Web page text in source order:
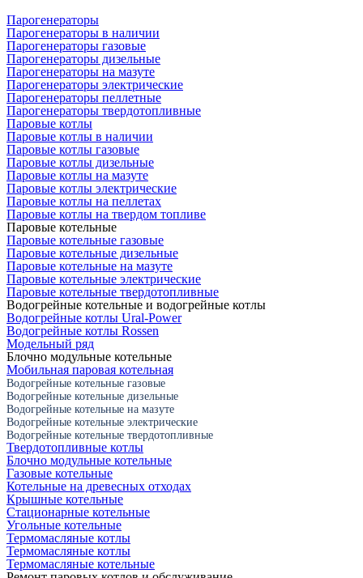
Парогенераторы
Парогенераторы в наличии
Парогенераторы газовые
Парогенераторы дизельные
Парогенераторы на мазуте
Парогенераторы электрические
Парогенераторы пеллетные
Парогенераторы твердотопливные
Паровые котлы
Паровые котлы в наличии
Паровые котлы газовые
Паровые котлы дизельные
Паровые котлы на мазуте
Паровые котлы электрические
Паровые котлы на пеллетах
Паровые котлы на твердом топливе
Паровые котельные
Паровые котельные газовые
Паровые котельные дизельные
Паровые котельные на мазуте
Паровые котельные электрические
Паровые котельные твердотопливные
Водогрейные котельные и водогрейные котлы
Водогрейные котлы Ural-Power
Водогрейные котлы Rossen
Модельный ряд
Блочно модульные котельные
Мобильная паровая котельная
Водогрейные котельные газовые
Водогрейные котельные дизельные
Водогрейные котельные на мазуте
Водогрейные котельные электрические
Водогрейные котельные твердотопливные
Твердотопливные котлы
Блочно модульные котельные
Газовые котельные
Котельные на древесных отходах
Крышные котельные
Стационарные котельные
Угольные котельные
Термомасляные котлы
Термомасляные котлы
Термомасляные котельные